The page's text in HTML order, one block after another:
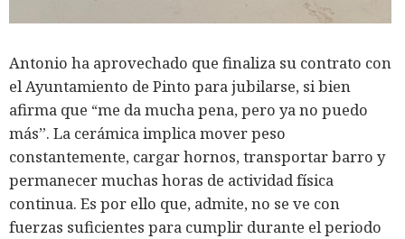
Antonio ha aprovechado que finaliza su contrato con
el Ayuntamiento de Pinto para jubilarse, si bien
afirma que “me da mucha pena, pero ya no puedo
más”. La cerámica implica mover peso
constantemente, cargar hornos, transportar barro y
permanecer muchas horas de actividad física
continua. Es por ello que, admite, no se ve con
fuerzas suficientes para cumplir durante el periodo